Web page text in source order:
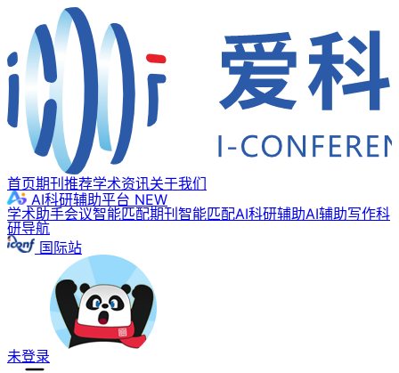
首页期刊推荐学术资讯关于我们
AI科研辅助平台 NEW
学术助手会议智能匹配期刊智能匹配AI科研辅助AI辅助写作科
研导航
国际站
未登录